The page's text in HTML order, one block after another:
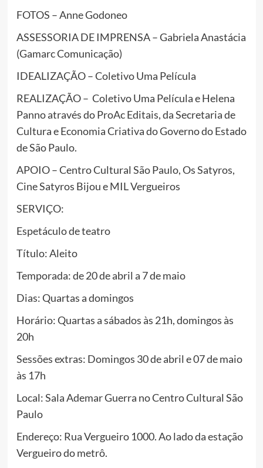
FOTOS – Anne Godoneo
ASSESSORIA DE IMPRENSA – Gabriela Anastácia
(Gamarc Comunicação)
IDEALIZAÇÃO – Coletivo Uma Película
REALIZAÇÃO – Coletivo Uma Película e Helena
Panno através do ProAc Editais, da Secretaria de
Cultura e Economia Criativa do Governo do Estado
de São Paulo.
APOIO – Centro Cultural São Paulo, Os Satyros,
Cine Satyros Bijou e MIL Vergueiros
SERVIÇO:
Espetáculo de teatro
Título: Aleito
Temporada: de 20 de abril a 7 de maio
Dias: Quartas a domingos
Horário: Quartas a sábados às 21h, domingos às
20h
Sessões extras: Domingos 30 de abril e 07 de maio
às 17h
Local: Sala Ademar Guerra no Centro Cultural São
Paulo
Endereço: Rua Vergueiro 1000. Ao lado da estação
Vergueiro do metrô.